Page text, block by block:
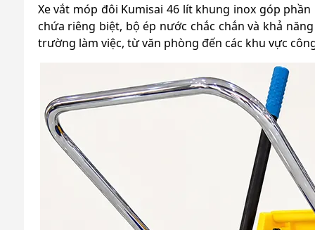
Xe vắt móp đôi Kumisai 46 lít khung inox góp
chứa riêng biệt, bộ ép nước chắc chắn và khả
trường làm việc, từ văn phòng đến các khu vực